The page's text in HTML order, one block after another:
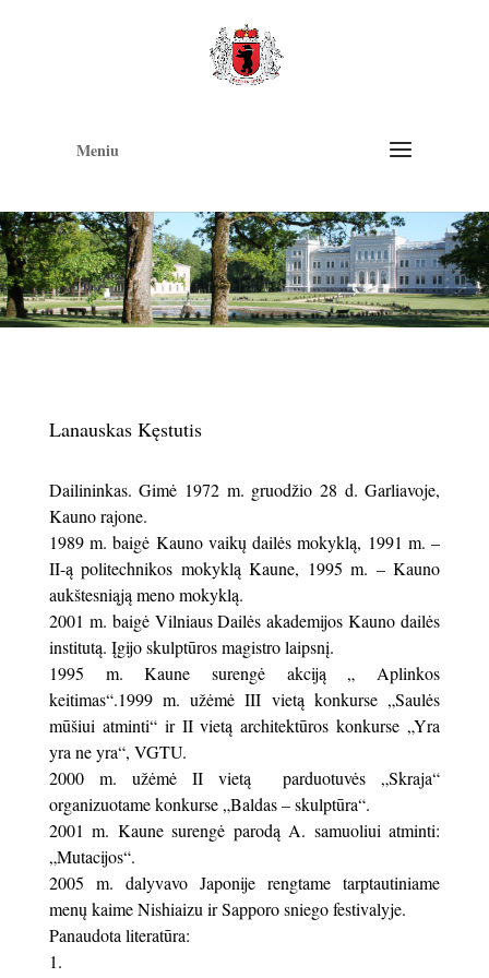
Meniu
Lanauskas Kęstutis
Dailininkas. Gimė 1972 m. gruodžio 28 d. Garliavoje,
Kauno rajone.
1989 m. baigė Kauno vaikų dailės mokyklą, 1991 m. –
II-ą politechnikos mokyklą Kaune, 1995 m. – Kauno
aukštesniąją meno mokyklą.
2001 m. baigė Vilniaus Dailės akademijos Kauno dailės
institutą. Įgijo skulptūros magistro laipsnį.
1995 m. Kaune surengė akciją „ Aplinkos
keitimas“.1999 m. užėmė III vietą konkurse „Saulės
mūšiui atminti“ ir II vietą architektūros konkurse „Yra
yra ne yra“, VGTU.
2000 m. užėmė II vietą parduotuvės „Skraja“
organizuotame konkurse „Baldas – skulptūra“.
2001 m. Kaune surengė parodą A. samuoliui atminti:
„Mutacijos“.
2005 m. dalyvavo Japonije rengtame tarptautiniame
menų kaime Nishiaizu ir Sapporo sniego festivalyje.
Panaudota literatūra: